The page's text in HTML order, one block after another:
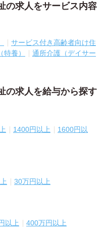
の求人をサービス内容
サービス付き高齢者向け住
養）
通所介護（デイサー
の求人を給与から探す
1400円以上
1600円以
30万円以上
以上 400万円以上